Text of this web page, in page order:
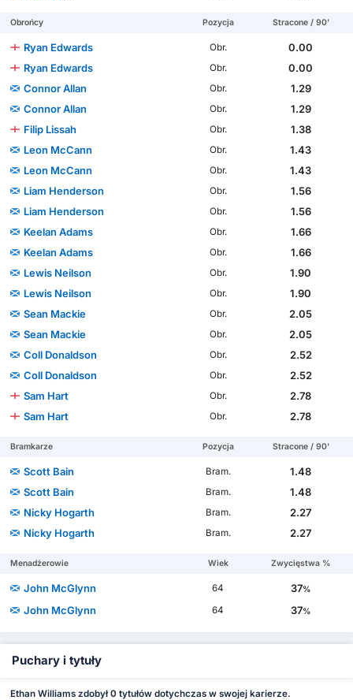
Obrońcy Pozycja Stracone / 90'
Ryan Edwards Obr.
0.00
Ryan Edwards
Obr.
0.00
Connor Allan
Obr.
1.29
Connor Allan
Obr.
1.29
Filip Lissah
Obr.
1.38
Leon McCann
Obr.
1.43
Leon McCann
Obr.
1.43
Liam Henderson
Obr.
1.56
Liam Henderson
Obr.
1.56
Keelan Adams
Obr.
1.66
Keelan Adams
Obr.
1.66
Lewis Neilson
Obr.
1.90
Lewis Neilson
Obr.
1.90
Sean Mackie
Obr.
2.05
Sean Mackie
Obr.
2.05
Coll Donaldson
Obr.
2.52
Coll Donaldson
Obr.
2.52
Sam Hart
Obr.
2.78
Sam Hart
Obr. 2.78
Bramkarze Pozycja Stracone / 90'
Scott Bain Bram.
1.48
Scott Bain
Bram.
1.48
Nicky Hogarth
Bram.
2.27
Nicky Hogarth
Bram. 2.27
Menadżerowie Wiek Zwycięstwa %
John McGlynn 64 37%
John McGlynn 64 37%
Puchary i tytuły
Ethan Williams zdobył 0 tytułów dotychczas w swojej karierze.